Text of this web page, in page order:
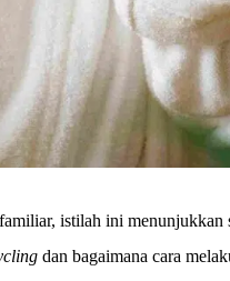
istilah ini menunjukkan
dan bagaimana cara